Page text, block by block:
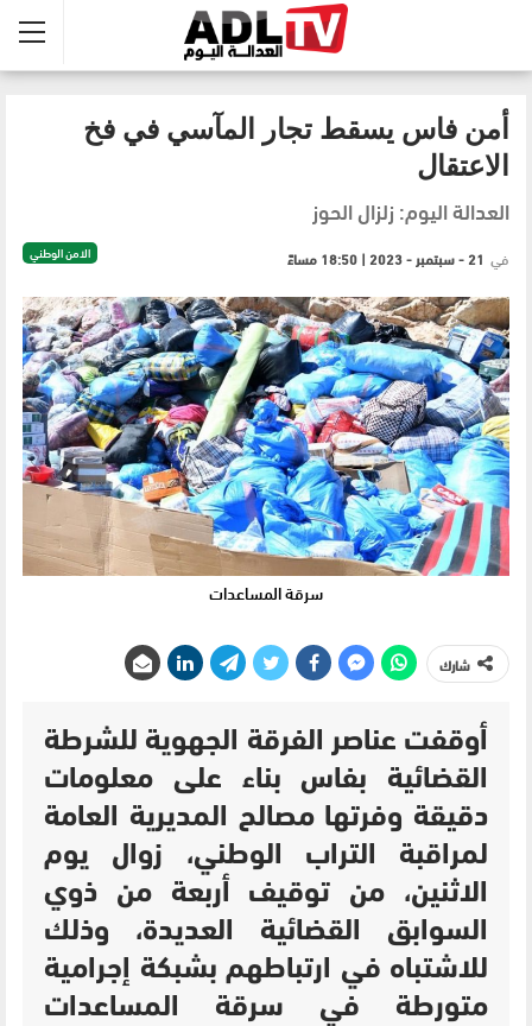
أمن فاس يسقط تجار المآسي في فخ
الاعتقال
العدالة اليوم: زلزال الحوز
الامن الوطني في 21 - سبتمبر - 2023 | 18:50 مساءً
سرقة المساعدات
شارك
أوقفت عناصر الفرقة الجهوية للشرطة
القضائية بفاس بناء على معلومات
دقيقة وفرتها مصالح المديرية العامة
لمراقبة التراب الوطني، زوال يوم
الاثنين، من توقيف أربعة من ذوي
السوابق القضائية العديدة، وذلك
للاشتباه في ارتباطهم بشبكة إجرامية
متورطة في سرقة المساعدات